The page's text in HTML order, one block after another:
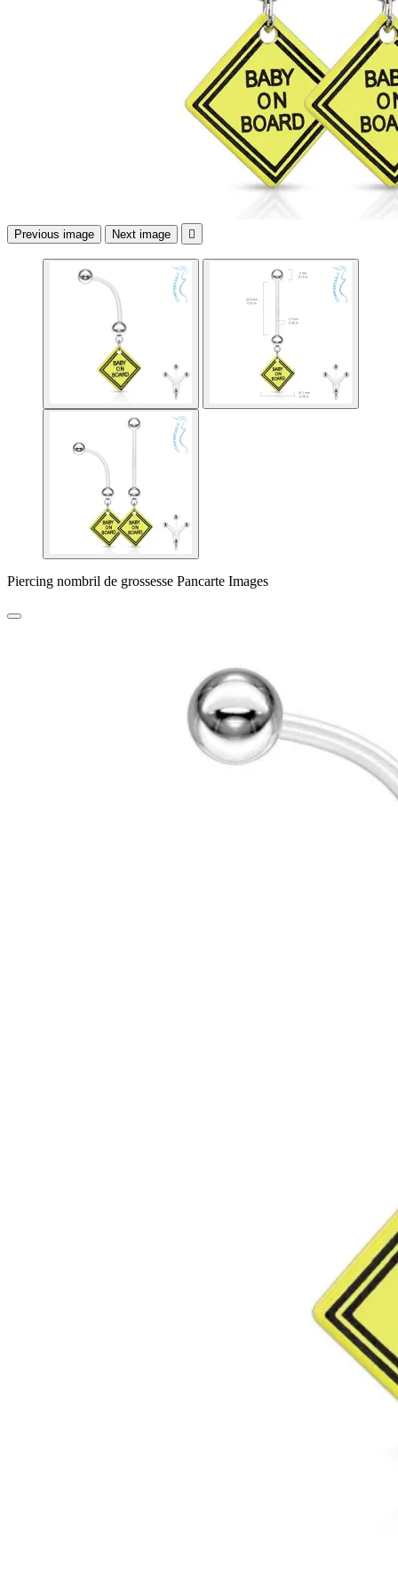
Previous image Next image 
Piercing nombril de grossesse Pancarte Images